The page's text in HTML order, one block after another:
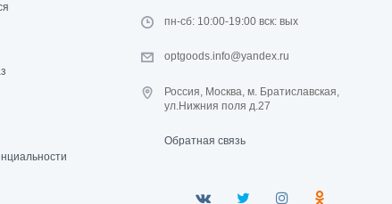
пн-сб: 10:00-19:00 вск: вых
optgoods.info@yandex.ru
Россия, Москва, м. Братиславская,
ул.Нижния поля д.27
Обратная связь